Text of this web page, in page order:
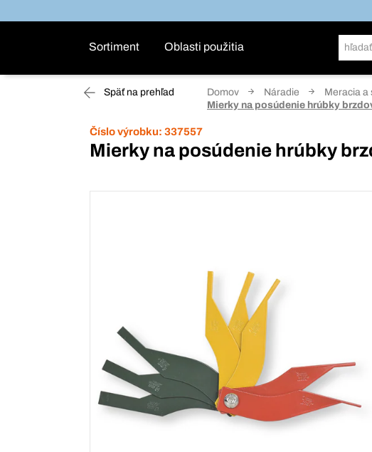
Sortiment Oblasti použitia
Späť na prehľad Domov Náradie Meracia a
Mierky na posúdenie hrúbky
Číslo výrobku: 337557
Mierky na posúdenie hrúbky